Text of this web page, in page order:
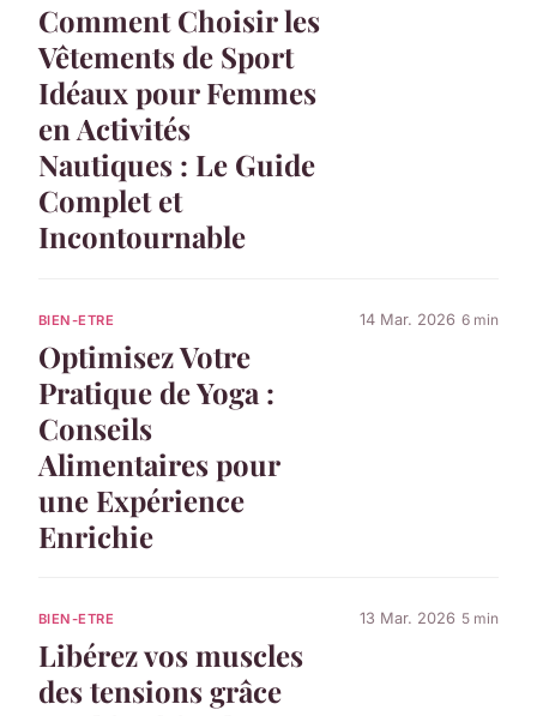
Comment Choisir les
Vêtements de Sport
Idéaux pour Femmes
en Activités
Nautiques : Le Guide
Complet et
Incontournable
BIEN-ETRE
Optimisez Votre
Pratique de Yoga :
Conseils
Alimentaires pour
une Expérience
Enrichie
14 Mar. 2026 6 min
BIEN-ETRE
Libérez vos muscles
des tensions grâce
13 Mar. 2026 5 min